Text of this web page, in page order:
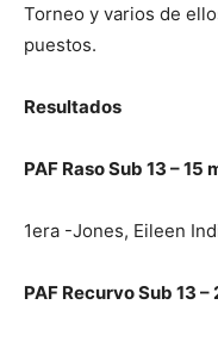
Torneo y varios de
puestos.
Resultados
PAF Raso Sub 13 – 15
1era -Jones, Eileen
PAF Recurvo Sub 13 –